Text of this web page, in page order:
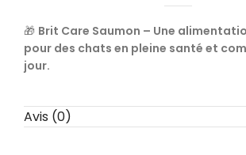
🎁 Brit Care Saumon – Une
pour des chats en pleine santé et
jour.
Avis (0)